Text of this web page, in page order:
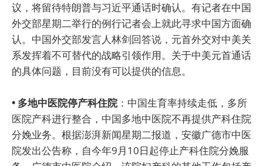
议，将留待特朗普与习近平通话时确认。有记者在中国
外交部星期二举行的例行记者会上就此寻求中国方面确
认。中国外交部发言人林剑回答说，元首外交对中美关
系发挥着不可替代的战略引领作用。关于中美元首通话
的具体问题，目前没有可以提供的信息。
• 多地中医院停产科住院：中国生育率持续走低，多所
医院产科进行整合，中国多地中医院不再提供产科住院
分娩业务。根据澎湃新闻星期二报道，安徽广德市中医
院发出公告称，自今年9月10日起停止产科住院分娩服